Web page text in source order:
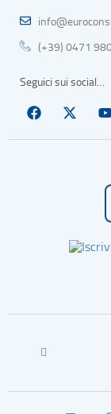
(+39) 0471
Seguici sui social…